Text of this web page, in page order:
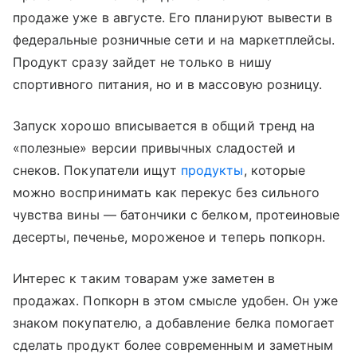
продаже уже в августе. Его планируют вывести в
федеральные розничные сети и на маркетплейсы.
Продукт сразу зайдет не только в нишу
спортивного питания, но и в массовую розницу.
Запуск хорошо вписывается в общий тренд на
«полезные» версии привычных сладостей и
снеков. Покупатели ищут продукты, которые
можно воспринимать как перекус без сильного
чувства вины — батончики с белком, протеиновые
десерты, печенье, мороженое и теперь попкорн.
Интерес к таким товарам уже заметен в
продажах. Попкорн в этом смысле удобен. Он уже
знаком покупателю, а добавление белка помогает
сделать продукт более современным и заметным